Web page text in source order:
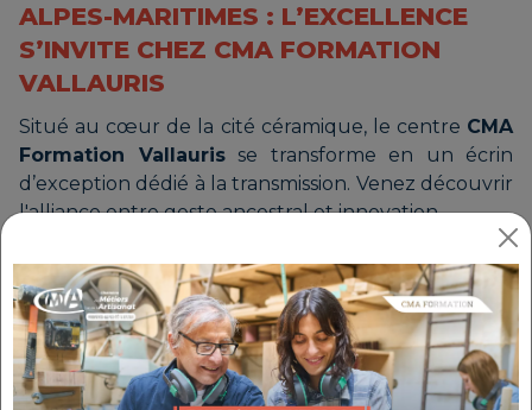
ALPES-MARITIMES : L’EXCELLENCE
S’INVITE CHEZ CMA FORMATION
VALLAURIS
Situé au cœur de la cité céramique, le centre CMA
Formation Vallaurisse transforme en un écrin
d’exception dédié à la transmission. Venez découvrir
l'alliance entre geste ancestral et innovation.
AU PROGRAMME À VALLAURIS
L’Art de la Terre : cinq artisans potiers
réaliseront des démonstrations de tournage et